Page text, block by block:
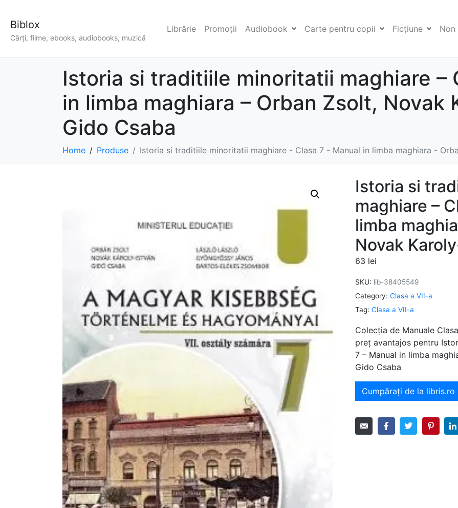
Biblox
Cărți, filme, ebooks, audiobooks, muzică
Librărie Promoții Audiobook Carte pentru copii Ficţiune Non
Istoria si traditiile minoritatii maghiare –
in limba maghiara – Orban Zsolt, Novak
Gido Csaba
Home Produse Istoria si traditiile minoritatii maghiare - Clasa 7 - Manual in limba maghiara -
Istoria si
maghiare –
limba
Novak
63 lei
SKU: lib-38405549
Category: Clasa a VII-a
Tag: Clasa a VII-a
Colecția de Manuale
preț avantajos pentru
7 – Manual in limba
Gido Csaba
Cumpărați de la libris.ro